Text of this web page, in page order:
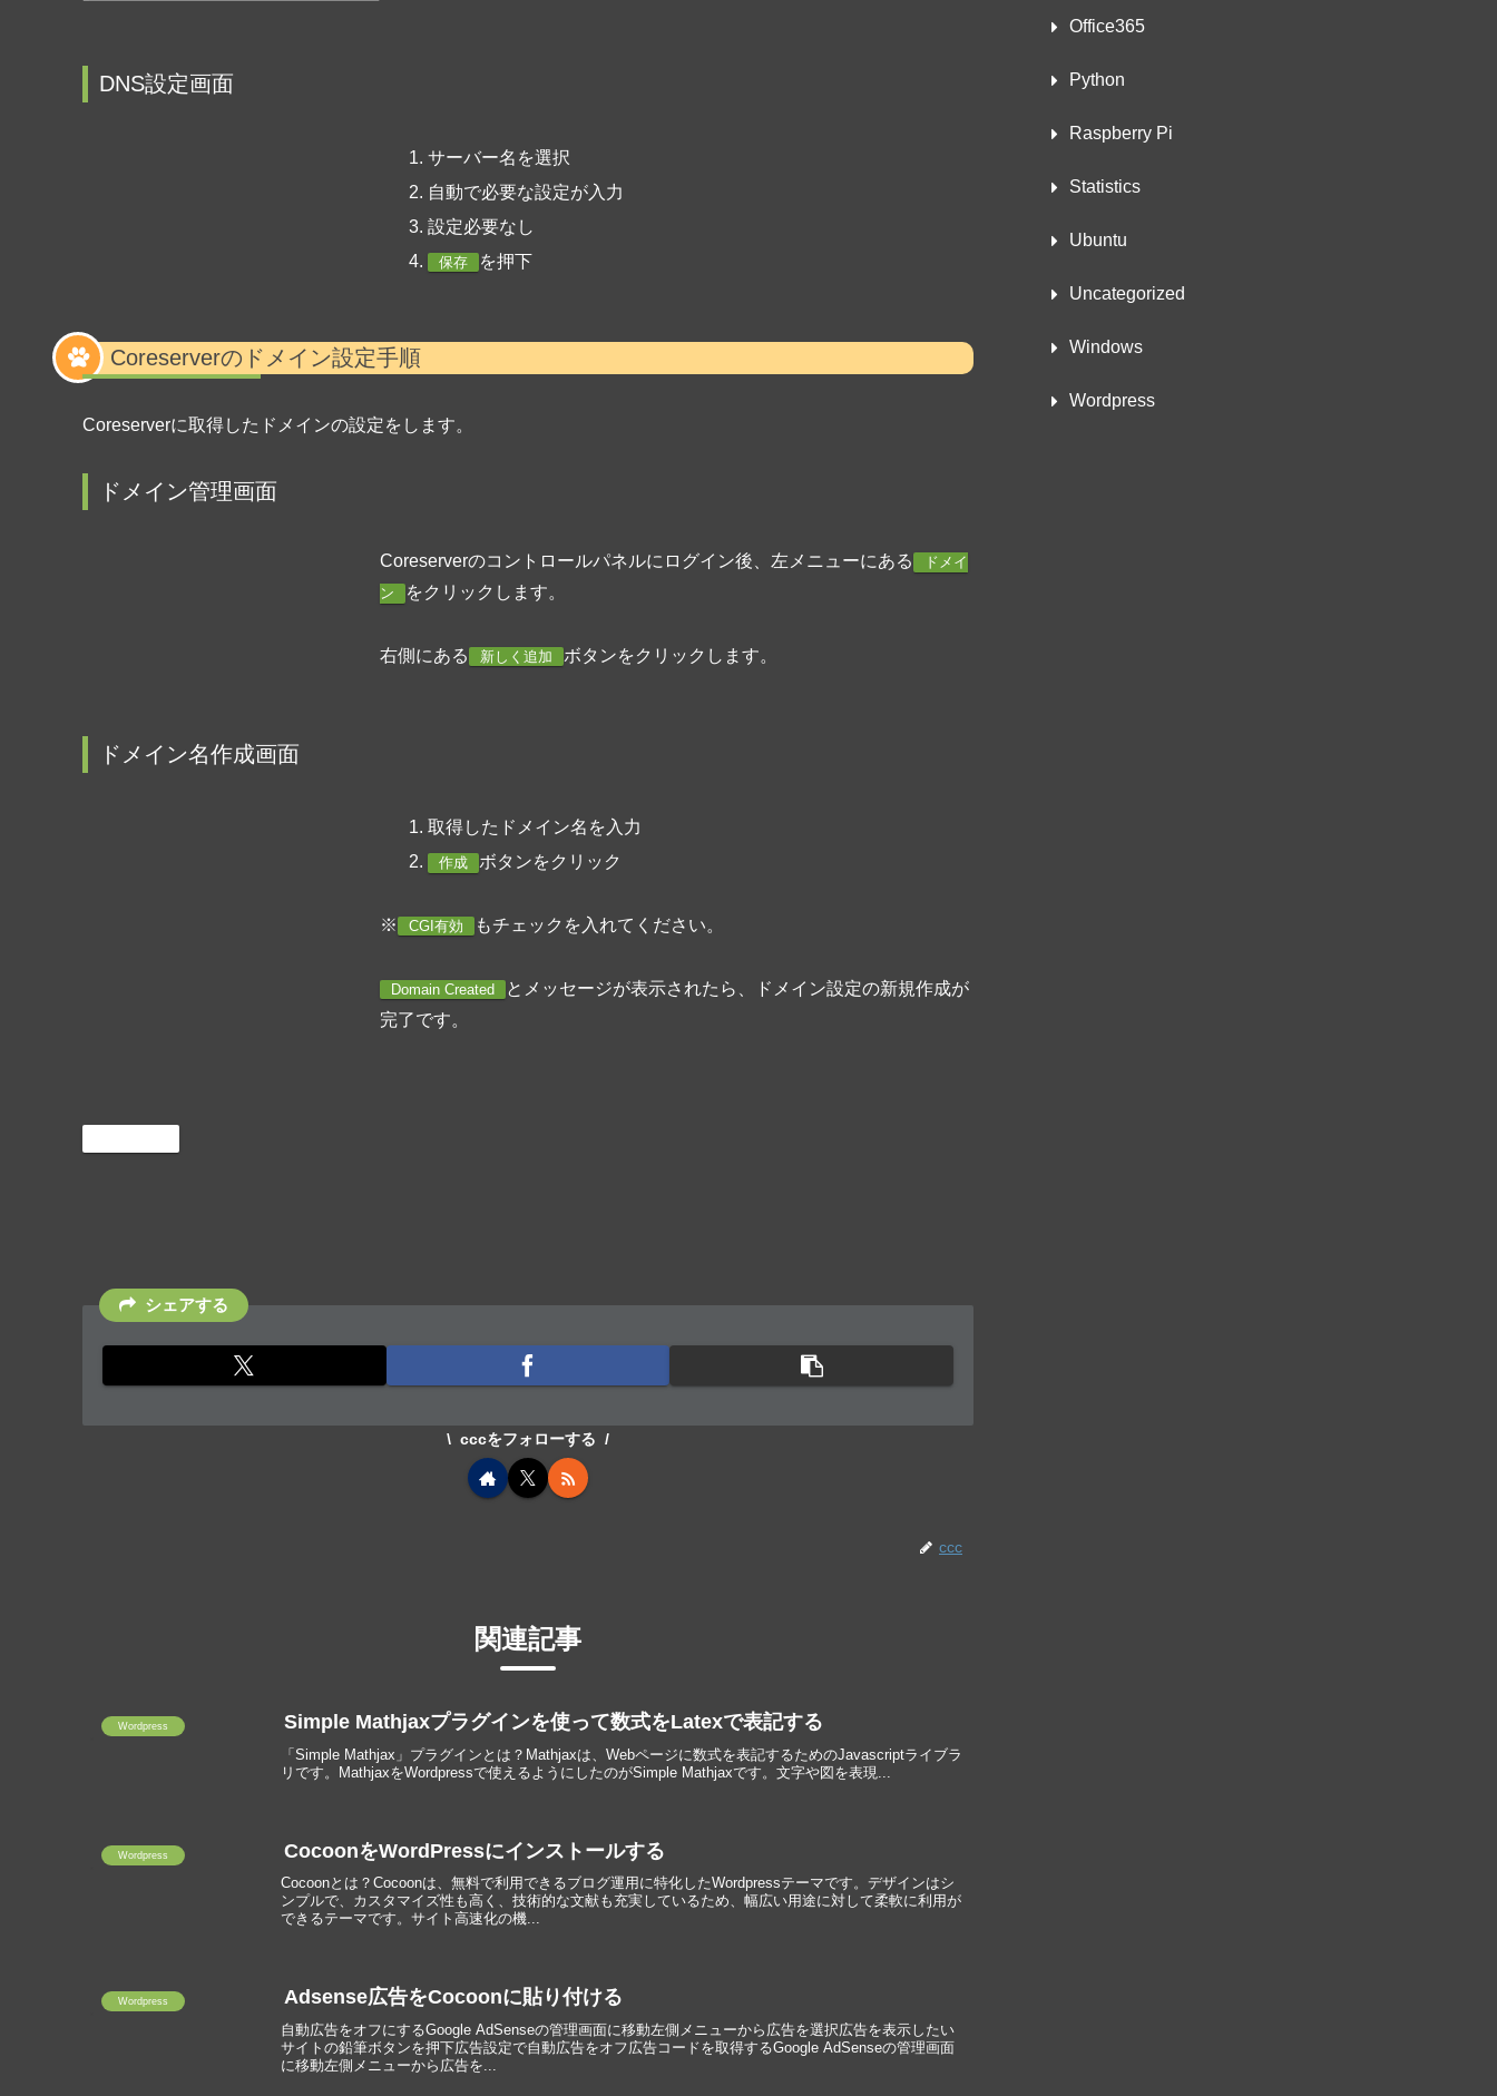
DNS設定画面
サーバー名を選択
自動で必要な設定が入力
設定必要なし
保存 を押下
Coreserverのドメイン設定手順
Coreserverに取得したドメインの設定をします。
ドメイン管理画面
Coreserverのコントロールパネルにログイン後、左メニューにある
ドメイ
ン
をクリックします。
右側にある 新しく追加 ボタンをクリックします。
ドメイン名作成画面
取得したドメイン名を入力
作成 ボタンをクリック
※ CGI有効 もチェックを入れてください。
Domain Created
とメッセージが表示されたら、ドメイン設定の新規作成が
完了です。
シェアする
cccをフォローする
ccc
関連記事
Wordpress Simple Mathjaxプラグインを使って数式をLatexで表記する
「Simple Mathjax」プラグインとは？Mathjaxは、Webページに数式を表記するためのJavascriptライブラ
リです。MathjaxをWordpressで使えるようにしたのがSimple Mathjaxです。文字や図を表現...
Wordpress CocoonをWordPressにインストールする
Cocoonとは？Cocoonは、無料で利用できるブログ運用に特化したWordpressテーマです。デザインはシ
ンプルで、カスタマイズ性も高く、技術的な文献も充実しているため、幅広い用途に対して柔軟に利用が
できるテーマです。サイト高速化の機...
Wordpress Adsense広告をCocoonに貼り付ける
自動広告をオフにするGoogle AdSenseの管理画面に移動左側メニューから広告を選択広告を表示したい
サイトの鉛筆ボタンを押下広告設定で自動広告をオフ広告コードを取得するGoogle AdSenseの管理画面
に移動左側メニューから広告を...
Office365
Python
Raspberry Pi
Statistics
Ubuntu
Uncategorized
Windows
Wordpress